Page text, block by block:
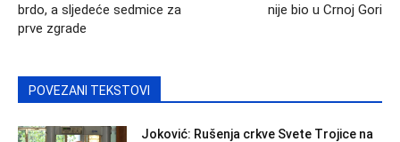
brdo, a sljedeće sedmice za
prve zgrade
nije bio u Crnoj Gori
POVEZANI TEKSTOVI
Joković: Rušenja crkve Svete Trojice na